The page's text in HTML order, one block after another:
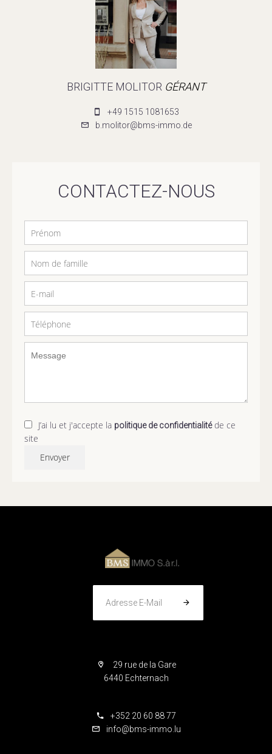
BRIGITTE MOLITOR GÉRANT
+49 1515 1081653
b.molitor@bms-immo.de
CONTACTEZ-NOUS
J’ai lu et j'accepte la politique de confidentialitéde ce
site
Envoyer
Adresse E-Mail
29 rue de la Gare
6440 Echternach
+352 20 60 88 77
info@bms-immo.lu